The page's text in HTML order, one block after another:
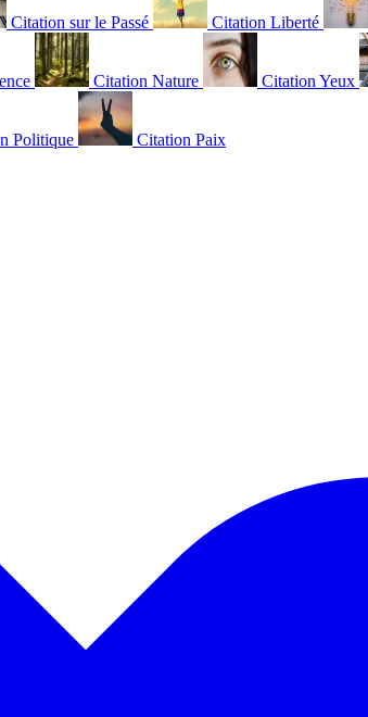
Citation sur le Passé Citation Liberté
Citation Nature Citation Yeux
Politique Citation Paix